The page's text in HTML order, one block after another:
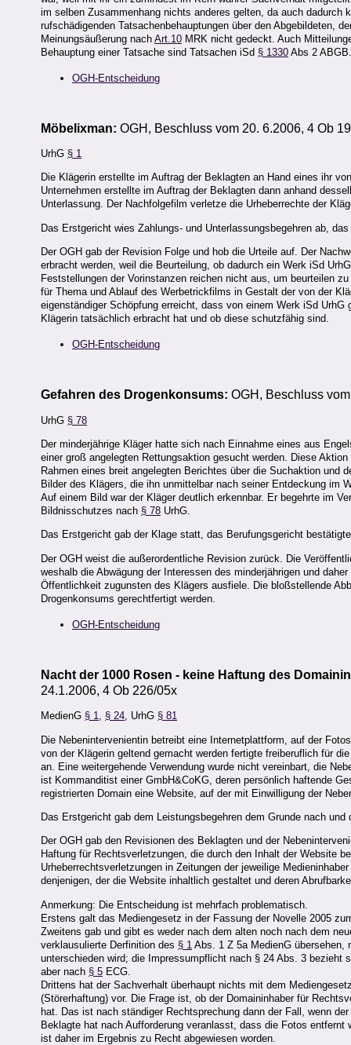
im selben Zusammenhang nichts anderes gelten, da auch
rufschädigenden Tatsachenbehauptungen über den Abgebildeten,
Meinungsäußerung nach Art.10 MRK nicht gedeckt. Auch
Behauptung einer Tatsache sind Tatsachen iSd § 1330 Abs 2 ABGB.
OGH-Entscheidung
Möbelixman: OGH, Beschluss vom 20. 6.2006, 4 Ob
UrhG § 1
Die Klägerin erstellte im Auftrag der Beklagten an Hand eines ihr
Unternehmen erstellte im Auftrag der Beklagten dann anhand
Unterlassung. Der Nachfolgefilm verletze die Urheberrechte der
Das Erstgericht wies Zahlungs- und Unterlassungsbegehren ab,
Der OGH gab der Revision Folge und hob die Urteile auf. Der
erbracht werden, weil die Beurteilung, ob dadurch ein Werk iSd
Feststellungen der Vorinstanzen reichen nicht aus, um beurteilen
für Thema und Ablauf des Werbetrickfilms in Gestalt der von der
eigenständiger Schöpfung erreicht, dass von einem Werk iSd
Klägerin tatsächlich erbracht hat und ob diese schutzfähig sind.
OGH-Entscheidung
Gefahren des Drogenkonsums: OGH, Beschluss
UrhG § 78
Der minderjährige Kläger hatte sich nach Einnahme eines aus
einer groß angelegten Rettungsaktion gesucht werden. Diese
Rahmen eines breit angelegten Berichtes über die Suchaktion und
Bilder des Klägers, die ihn unmittelbar nach seiner Entdeckung im
Auf einem Bild war der Kläger deutlich erkennbar. Er begehrte im
Bildnisschutzes nach § 78 UrhG.
Das Erstgericht gab der Klage statt, das Berufungsgericht
Der OGH weist die außerordentliche Revision zurück. Die
weshalb die Abwägung der Interessen des minderjährigen und
Öffentlichkeit zugunsten des Klägers ausfiele. Die bloßstellende
Drogenkonsums gerechtfertigt werden.
OGH-Entscheidung
Nacht der 1000 Rosen - keine Haftung des
24.1.2006, 4 Ob 226/05x
MedienG § 1, § 24, UrhG § 81
Die Nebenintervenientin betreibt eine Internetplattform, auf der
von der Klägerin geltend gemacht werden fertigte freiberuflich für
an. Eine weitergehende Verwendung wurde nicht vereinbart, die
ist Kommanditist einer GmbH&CoKG, deren persönlich haftende
registrierten Domain eine Website, auf der mit Einwilligung der
Das Erstgericht gab dem Leistungsbegehren dem Grunde nach
Der OGH gab den Revisionen des Beklagten und der
Haftung für Rechtsverletzungen, die durch den Inhalt der Website
Urheberrechtsverletzungen in Zeitungen der jeweilige
denjenigen, der die Website inhaltlich gestaltet und deren
Anmerkung: Die Entscheidung ist mehrfach problematisch.
Erstens galt das Mediengesetz in der Fassung der Novelle 2005
Zweitens gab und gibt es weder nach dem alten noch nach dem
verklausulierte Derfinition des § 1 Abs. 1 Z 5a MedienG übersehen,
unterschieden wird; die Impressumpflicht nach § 24 Abs. 3
aber nach § 5 ECG.
Drittens hat der Sachverhalt überhaupt nichts mit dem
(Störerhaftung) vor. Die Frage ist, ob der Domaininhaber für
hat. Das ist nach ständiger Rechtsprechung dann der Fall, wenn
Beklagte hat nach Aufforderung veranlasst, dass die Fotos
ist daher im Ergebnis zu Recht abgewiesen worden.